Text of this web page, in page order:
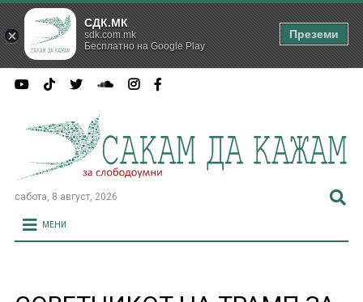
сабота, 8 август, 2026
МЕНИ
СДК.МК
sdk.com.mk
Бесплатно на Google Play
Преземи